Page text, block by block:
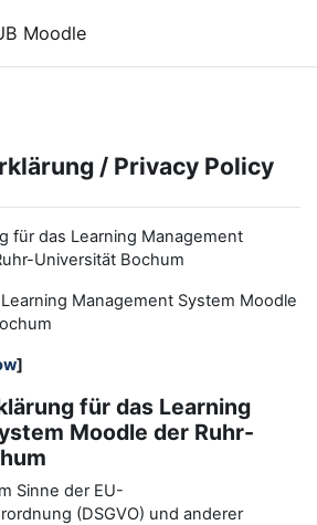
Moodle
/ Privacy Policy
für das Learning Management
Universität Bochum
Learning Management System Moodle
]
für das Learning
Moodle der Ruhr-
Sinne der EU-
(DSGVO) und anderer